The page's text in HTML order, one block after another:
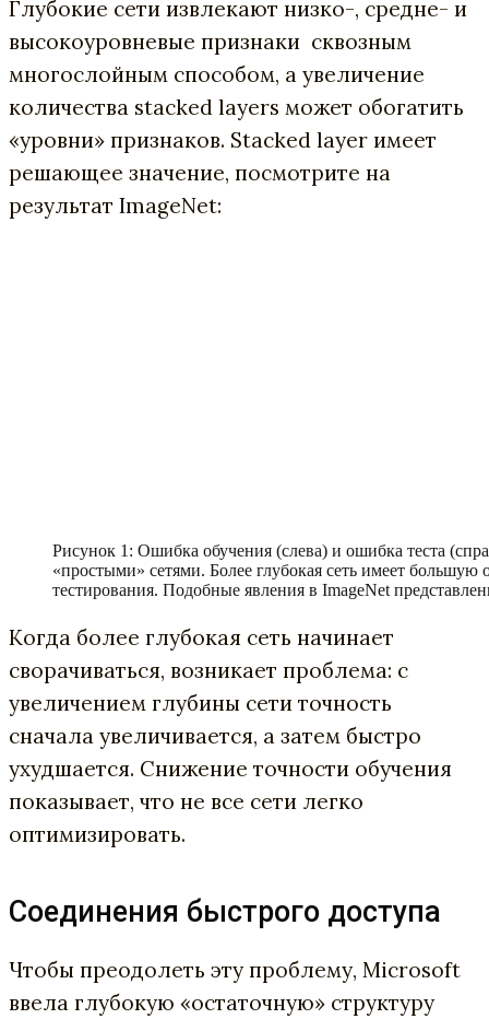
Глубокие сети извлекают низко-, средне- и
высокоуровневые признаки сквозным
многослойным способом, а увеличение
количества stacked layers может обогатить
«уровни» признаков. Stacked layer имеет
решающее значение, посмотрите на
результат ImageNet:
Рисунок 1: Ошибка обучения (слева) и ошибка теста
«простыми» сетями. Более глубокая сеть имеет
тестирования. Подобные явления в ImageNet
Когда более глубокая сеть начинает
сворачиваться, возникает проблема: с
увеличением глубины сети точность
сначала увеличивается, а затем быстро
ухудшается. Снижение точности обучения
показывает, что не все сети легко
оптимизировать.
Соединения быстрого доступа
Чтобы преодолеть эту проблему, Microsoft
ввела глубокую «остаточную» структуру